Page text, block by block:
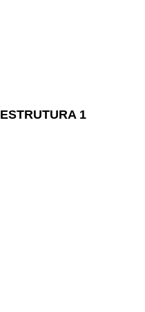
ESTRUTURA 1